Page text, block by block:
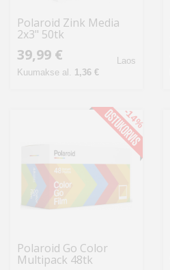
Polaroid Zink Media
2x3" 50tk
39,99 €
Kuumakse al. 1,36 €
Laos
Polaroid Go Color
Multipack 48tk
-14%